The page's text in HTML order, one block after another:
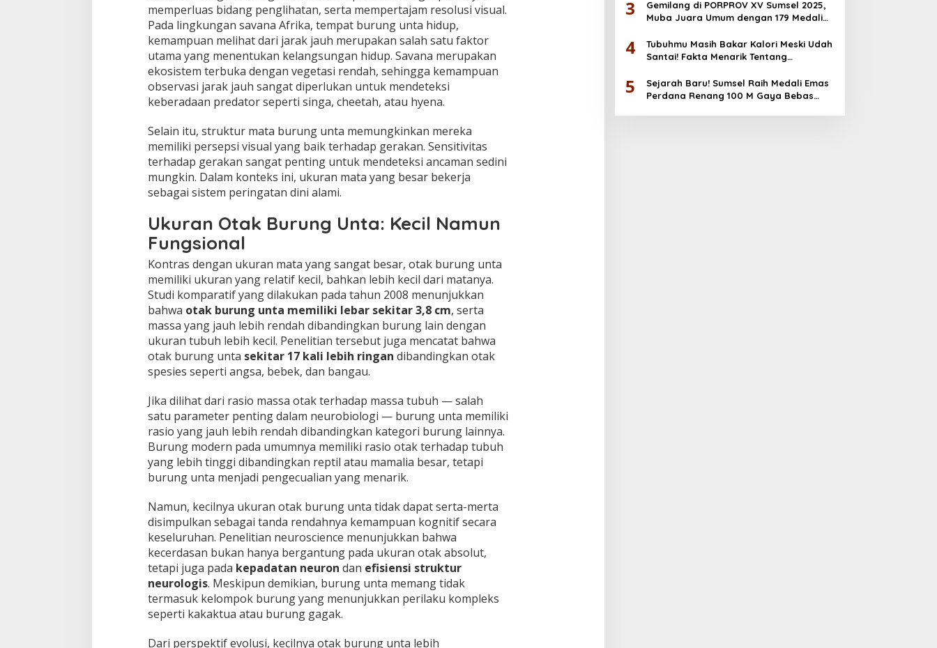
memperluas bidang penglihatan, serta mempertajam resolusi visual.
Pada lingkungan savana Afrika, tempat burung unta hidup,
kemampuan melihat dari jarak jauh merupakan salah satu faktor
utama yang menentukan kelangsungan hidup. Savana merupakan
ekosistem terbuka dengan vegetasi rendah, sehingga kemampuan
observasi jarak jauh sangat diperlukan untuk mendeteksi
keberadaan predator seperti singa, cheetah, atau hyena.
Selain itu, struktur mata burung unta memungkinkan mereka
memiliki persepsi visual yang baik terhadap gerakan. Sensitivitas
terhadap gerakan sangat penting untuk mendeteksi ancaman sedini
mungkin. Dalam konteks ini, ukuran mata yang besar bekerja
sebagai sistem peringatan dini alami.
Ukuran Otak Burung Unta: Kecil Namun
Fungsional
Kontras dengan ukuran mata yang sangat besar, otak burung unta
memiliki ukuran yang relatif kecil, bahkan lebih kecil dari matanya.
Studi komparatif yang dilakukan pada tahun 2008 menunjukkan
bahwa otak burung unta memiliki lebar sekitar 3,8 cm, serta
massa yang jauh lebih rendah dibandingkan burung lain dengan
ukuran tubuh lebih kecil. Penelitian tersebut juga mencatat bahwa
otak burung unta sekitar 17 kali lebih ringan dibandingkan otak
spesies seperti angsa, bebek, dan bangau.
Jika dilihat dari rasio massa otak terhadap massa tubuh — salah
satu parameter penting dalam neurobiologi — burung unta memiliki
rasio yang jauh lebih rendah dibandingkan kategori burung lainnya.
Burung modern pada umumnya memiliki rasio otak terhadap tubuh
yang lebih tinggi dibandingkan reptil atau mamalia besar, tetapi
burung unta menjadi pengecualian yang menarik.
Namun, kecilnya ukuran otak burung unta tidak dapat serta-merta
disimpulkan sebagai tanda rendahnya kemampuan kognitif secara
keseluruhan. Penelitian neuroscience menunjukkan bahwa
kecerdasan bukan hanya bergantung pada ukuran otak absolut,
tetapi juga pada kepadatan neuron dan efisiensi struktur
neurologis. Meskipun demikian, burung unta memang tidak
termasuk kelompok burung yang menunjukkan perilaku kompleks
seperti kakaktua atau burung gagak.
Dari perspektif evolusi, kecilnya otak burung unta lebih
3
Gemilang di PORPROV XV Sumsel 2025,
Muba Juara Umum dengan 179 Medali
4
Tubuhmu Masih Bakar Kalori Meski Udah
Santai! Fakta Menarik Tentang
5
Sejarah Baru! Sumsel Raih Medali Emas
Perdana Renang 100 M Gaya Bebas